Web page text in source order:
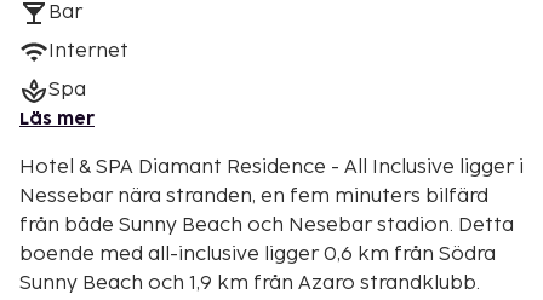
Bar
Internet
Spa
Läs mer
Hotel & SPA Diamant Residence - All Inclusive ligger i
Nessebar nära stranden, en fem minuters bilfärd
från både Sunny Beach och Nesebar stadion. Detta
boende med all-inclusive ligger 0,6 km från Södra
Sunny Beach och 1,9 km från Azaro strandklubb.